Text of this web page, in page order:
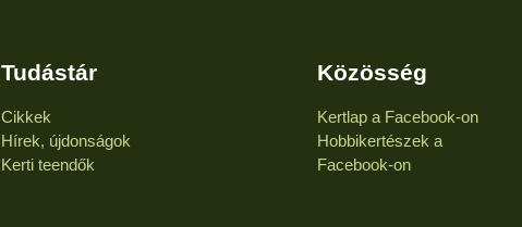
Tudástár
Cikkek
Hírek, újdonságok
Kerti teendők
Közösség
Kertlap a Facebook-on
Hobbikertészek a
Facebook-on